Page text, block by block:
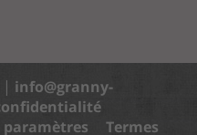
| info@granny-
Termes